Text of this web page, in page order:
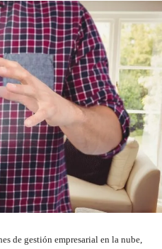
de gestión empresarial en la nube,